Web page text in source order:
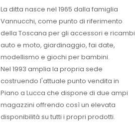
La ditta nasce nel 1965 dalla famiglia
Vannucchi, come punto di riferimento
della Toscana per gli accessori e ricambi
auto e moto, giardinaggio, fai date,
modellismo e giochi per bambini.
Nel 1993 amplia la propria sede
costruendo l'attuale punto vendita in
Piano a Lucca che dispone di due ampi
magazzini offrendo così un elevata
disponibilità su tutti i propri prodotti.